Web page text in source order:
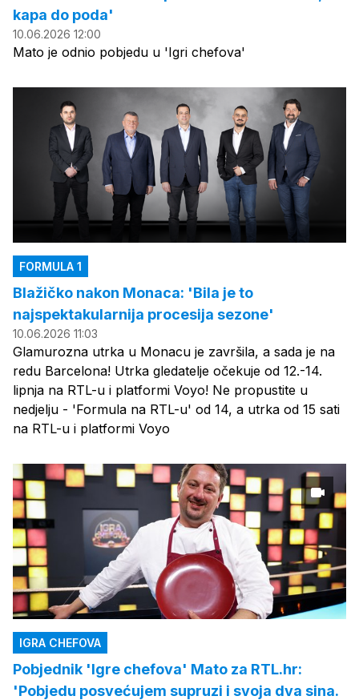
kapa do poda'
10.06.2026 12:00
Mato je odnio pobjedu u 'Igri chefova'
FORMULA 1
Blažičko nakon Monaca: 'Bila je to
najspektakularnija procesija sezone'
10.06.2026 11:03
Glamurozna utrka u Monacu je završila, a sada je na
redu Barcelona! Utrka gledatelje očekuje od 12.-14.
lipnja na RTL-u i platformi Voyo! Ne propustite u
nedjelju - 'Formula na RTL-u' od 14, a utrka od 15 sati
na RTL-u i platformi Voyo
IGRA CHEFOVA
Pobjednik 'Igre chefova' Mato za RTL.hr:
'Pobjedu posvećujem supruzi i svoja dva sina.